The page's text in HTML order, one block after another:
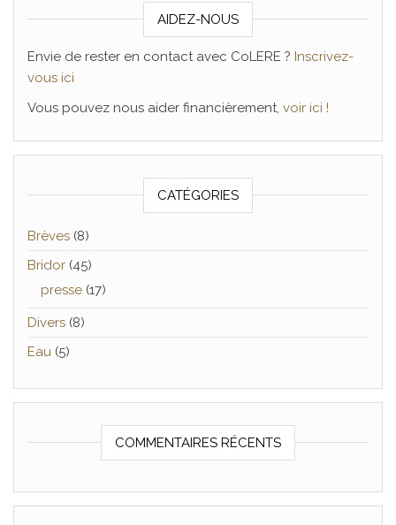
AIDEZ-NOUS
Envie de rester en contact avec CoLERE ? Inscrivez-
vous ici
Vous pouvez nous aider financièrement, voir ici !
CATÉGORIES
Brèves (8)
Bridor (45)
presse (17)
Divers (8)
Eau (5)
COMMENTAIRES RÉCENTS